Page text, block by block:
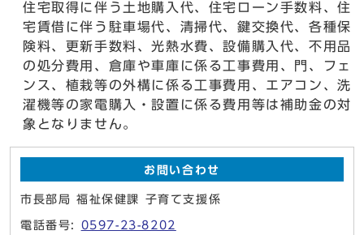
住宅取得に伴う土地購入代、住宅ローン手数料、住
宅賃借に伴う駐車場代、清掃代、鍵交換代、各種保
険料、更新手数料、光熱水費、設備購入代、不用品
の処分費用、倉庫や車庫に係る工事費用、門、フェ
ンス、植栽等の外構に係る工事費用、エアコン、洗
濯機等の家電購入・設置に係る費用等は補助金の対
象となりません。
お問い合わせ
市長部局 福祉保健課 子育て支援係
電話番号: 0597-23-8202